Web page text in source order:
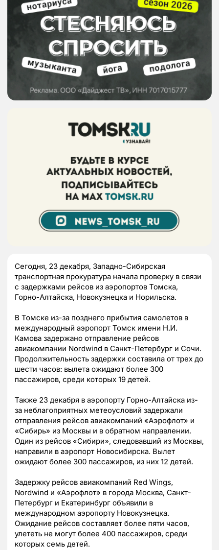
Сегодня, 23 декабря, Западно-Сибирская
транспортная прокуратура начала проверку в связи
с задержками рейсов из аэропортов Томска,
Горно-Алтайска, Новокузнецка и Норильска.
В Томске из-за позднего прибытия самолетов в
международный аэропорт Томск имени Н.И.
Камова задержано отправление рейсов
авиакомпании Nordwind в Санкт-Петербург и Сочи.
Продолжительность задержки составила от трех до
шести часов: вылета ожидают более 300
пассажиров, среди которых 19 детей.
Также 23 декабря в аэропорту Горно-Алтайска из-
за неблагоприятных метеоусловий задержали
отправления рейсов авиакомпаний «Аэрофлот» и
«Сибирь» из Москвы и в обратном направлении.
Один из рейсов «Сибири», следовавший из Москвы,
направили в аэропорт Новосибирска. Вылет
ожидают более 300 пассажиров, из них 12 детей.
Задержку рейсов авиакомпаний Red Wings,
Nordwind и «Аэрофлот» в города Москва, Санкт-
Петербург и Екатеринбург объявили в
международном аэропорту Новокузнецка.
Ожидание рейсов составляет более пяти часов,
улететь не могут более 400 пассажиров, среди
которых семь детей.